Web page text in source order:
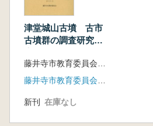
津堂城山古墳 古市
古墳群の調査研究報
新刊 在庫なし